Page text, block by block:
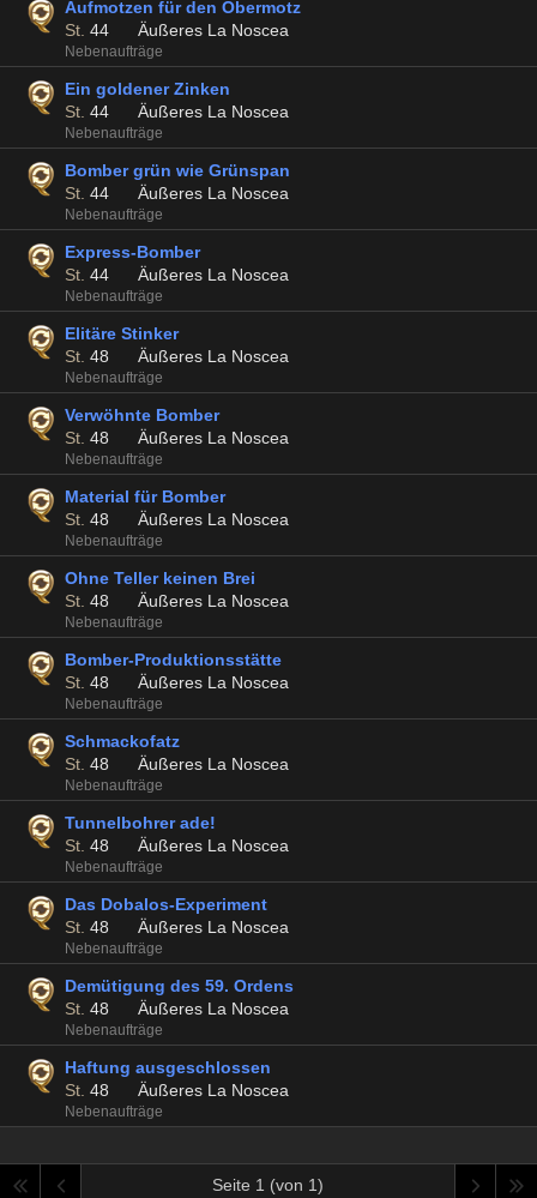
Aufmotzen für den Obermotz
St. 44 Äußeres La Noscea
Nebenaufträge
Ein goldener Zinken
St. 44 Äußeres La Noscea
Nebenaufträge
Bomber grün wie Grünspan
St. 44 Äußeres La Noscea
Nebenaufträge
Express-Bomber
St. 44 Äußeres La Noscea
Nebenaufträge
Elitäre Stinker
St. 48 Äußeres La Noscea
Nebenaufträge
Verwöhnte Bomber
St. 48 Äußeres La Noscea
Nebenaufträge
Material für Bomber
St. 48 Äußeres La Noscea
Nebenaufträge
Ohne Teller keinen Brei
St. 48 Äußeres La Noscea
Nebenaufträge
Bomber-Produktionsstätte
St. 48 Äußeres La Noscea
Nebenaufträge
Schmackofatz
St. 48 Äußeres La Noscea
Nebenaufträge
Tunnelbohrer ade!
St. 48 Äußeres La Noscea
Nebenaufträge
Das Dobalos-Experiment
St. 48 Äußeres La Noscea
Nebenaufträge
Demütigung des 59. Ordens
St. 48 Äußeres La Noscea
Nebenaufträge
Haftung ausgeschlossen
St. 48 Äußeres La Noscea
Nebenaufträge
Seite 1 (von 1)